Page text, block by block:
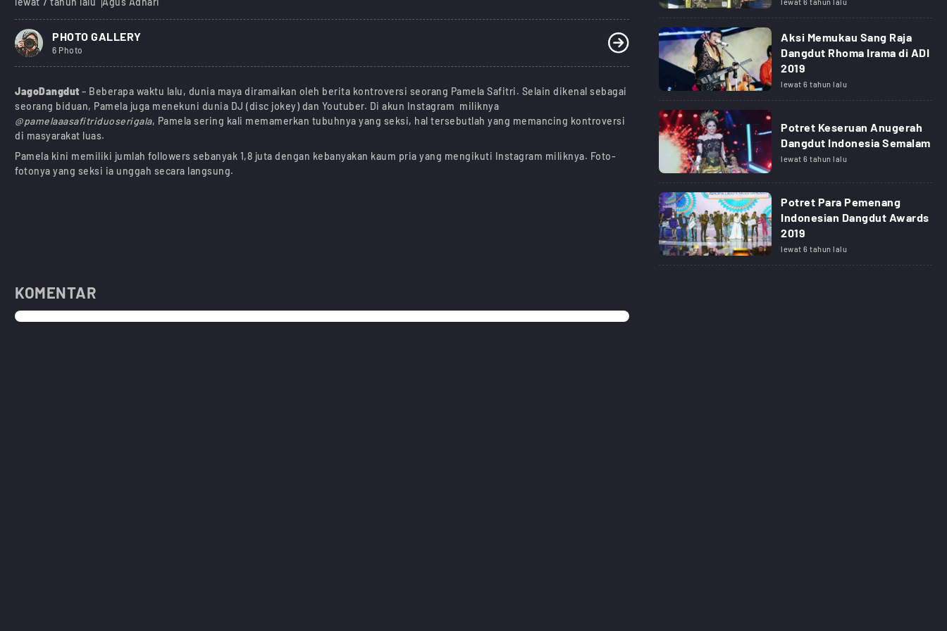
PHOTO GALLERY
6 Photo
JagoDangdut– Beberapa waktu lalu, dunia maya diramaikan oleh berita kontroversi seorang Pamela Safitri. Selain dikenal sebagai
seorang biduan, Pamela juga menekuni dunia DJ (disc jokey) dan Youtuber. Di akun Instagram miliknya
@pamelaaasafitriduoserigala, Pamela sering kali memamerkan tubuhnya yang seksi, hal tersebutlah yang memancing kontroversi
di masyarakat luas.
Pamela kini memiliki jumlah followers sebanyak 1,8 juta dengan kebanyakan kaum pria yang mengikuti Instagram miliknya. Foto-
fotonya yang seksi ia unggah secara langsung.
KOMENTAR
Aksi Memukau Sang Raja
Dangdut Rhoma Irama di ADI
2019
lewat 6 tahun lalu
Potret Keseruan Anugerah
Dangdut Indonesia Semalam
lewat 6 tahun lalu
Potret Para Pemenang
Indonesian Dangdut Awards
2019
lewat 6 tahun lalu